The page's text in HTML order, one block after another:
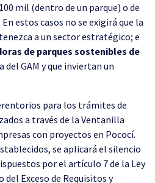
mil (dentro de un parque) o de
estos casos no se exigirá que la
a un sector estratégico; e
de parques sostenibles de
del GAM y que inviertan un
para los trámites de
a través de la Ventanilla
con proyectos en Pococí.
se aplicará el silencio
por el artículo 7 de la Ley
del Exceso de Requisitos y